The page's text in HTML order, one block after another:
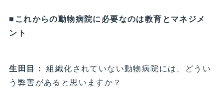
■これからの動物病院に必要なのは教育とマネジメ
ント
生田目： 組織化されていない動物病院には、どうい
う弊害があると思いますか？